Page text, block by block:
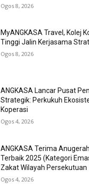
Ogos 8, 2026
MyANGKASA Travel, Kolej
Tinggi Jalin Kerjasama
Ogos 8, 2026
ANGKASA Lancar Pusat
Strategik: Perkukuh
Koperasi
Ogos 4, 2026
ANGKASA Terima
Terbaik 2025 (Kategori
Zakat Wilayah Persekutuan
Ogos 4, 2026